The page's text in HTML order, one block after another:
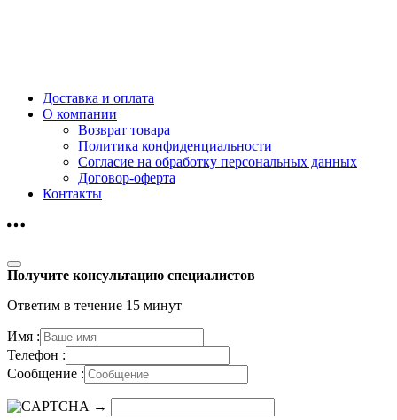
Доставка и оплата
О компании
Возврат товара
Политика конфиденциальности
Согласие на обработку персональных данных
Договор-оферта
Контакты
Получите консультацию специалистов
Ответим в течение 15 минут
Имя :
Телефон :
Сообщение :
→